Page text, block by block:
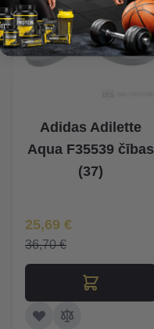
Adidas Adilette
Aqua F35539 čības
(37)
Īpaša Cena
25,69 €
36,70 €